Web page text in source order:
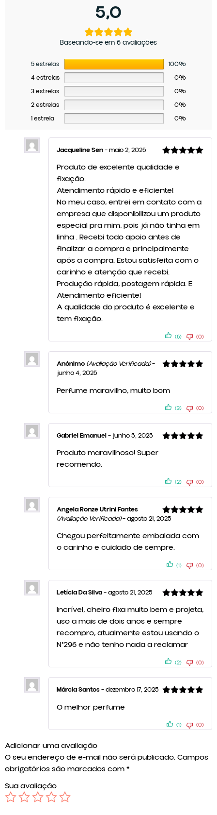
5,0
Baseando-se em 6 avaliações
5 estrelas
100%
4 estrelas
0%
3 estrelas
0%
2 estrelas
0%
1 estrela
0%
de 5
Jacqueline Sen–maio 2, 2025
Produto de excelente qualidade e
fixação.
Atendimento rápido e eficiente!
No meu caso, entrei em contato com a
empresa que disponibilizou um produto
especial pra mim, pois já não tinha em
linha . Recebi todo apoio antes de
finalizar a compra e principalmente
após a compra. Estou satisfeita com o
carinho e atenção que recebi.
Produção rápida, postagem rápida. E
Atendimento eficiente!
A qualidade do produto é excelente e
tem fixação.
(6) (0)
Anônimo (Avaliação Verificada)–
junho 4, 2025
Perfume maravilho, muito bom
(3) (0)
Gabriel Emanuel– junho 5, 2025
Produto maravilhoso! Super
recomendo.
(2) (0)
Avaliação
Angela Ronze Utrini Fontes
(Avaliação Verificada)–agosto 21, 2025
Chegou perfeitamente embalada com
o carinho e cuidado de sempre.
(1) (0)
de 5
Letícia Da Silva–agosto 21, 2025
Incrível, cheiro fixa muito bem e projeta,
uso a mais de dois anos e sempre
recompro, atualmente estou usando o
N°296 e não tenho nada a reclamar
(2) (0)
Márcia Santos –dezembro 17, 2025
O melhor perfume
(1) (0)
Adicionar uma avaliação
O seu endereço de e-mail não será publicado.Campos
obrigatórios são marcados com*
Sua avaliação